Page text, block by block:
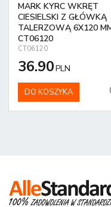
MARK KYRC WKRĘT
CIESIELSKI Z GŁÓWKĄ
TALERZOWĄ 6X120
CT06120
CT06120
36.90PLN
DO KOSZYKA